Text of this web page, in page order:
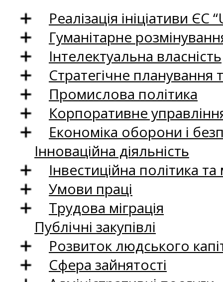
Реалізація ініціативи ЄС
Гуманітарне
Інтелектуальна власність
Стратегічне
Промислова політика
Корпоративне
Економіка оборони і
Інноваційна діяльність
Інвестиційна політика
Умови праці
Трудова міграція
Публічні закупівлі
Розвиток людського
Сфера зайнятості